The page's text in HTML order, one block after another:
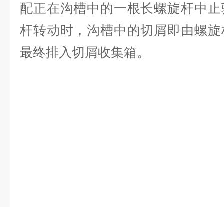
配正在沟槽中的一根长螺旋杆中
杆转动时，沟槽中的切屑即由螺
最终排入切屑收集箱。